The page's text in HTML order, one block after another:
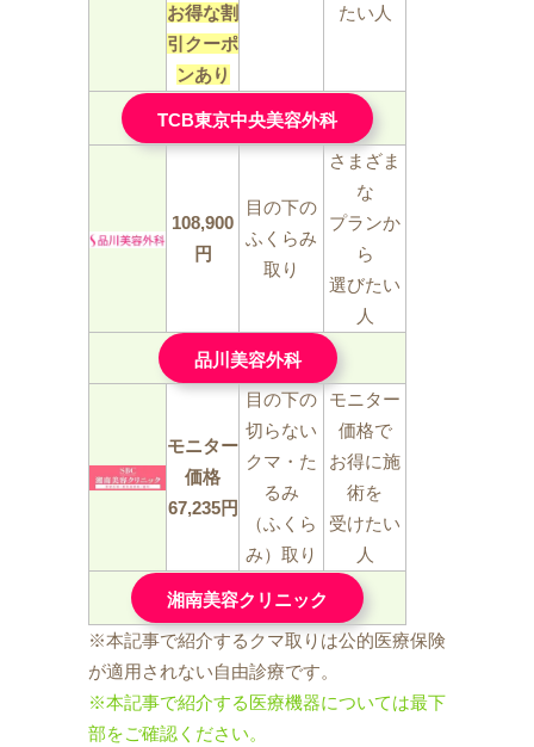
お得な割
引クーポ
ンあり
たい人
TCB東京中央美容外科
108,900
円
目の下の
ふくらみ
取り
さまざま
な
プランか
ら
選びたい
人
品川美容外科
モニター
価格
67,235円
目の下の
切らない
クマ・た
るみ
（ふくら
み）取り
モニター
価格で
お得に施
術を
受けたい
人
湘南美容クリニック
※本記事で紹介するクマ取りは公的医療保険
が適用されない自由診療です。
※本記事で紹介する医療機器については最下
部をご確認ください。